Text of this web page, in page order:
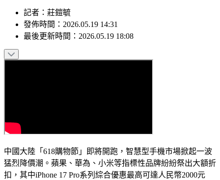
記者 ： 莊鎧毓
發佈時間： 2026.05.19 14:31
最後更新時間： 2026.05.19 18:08
中國大陸「618購物節」即將開跑，智慧型手機市場掀起一波
猛烈降價潮。蘋果、華為、小米等指標性品牌紛紛祭出大額折
扣，其中iPhone 17 Pro系列綜合優惠最高可達人民幣2000元